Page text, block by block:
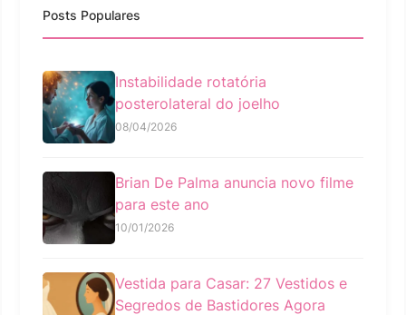
Posts Populares
Instabilidade rotatória
posterolateral do joelho
08/04/2026
Brian De Palma anuncia novo filme
para este ano
10/01/2026
Vestida para Casar: 27 Vestidos e
Segredos de Bastidores Agora